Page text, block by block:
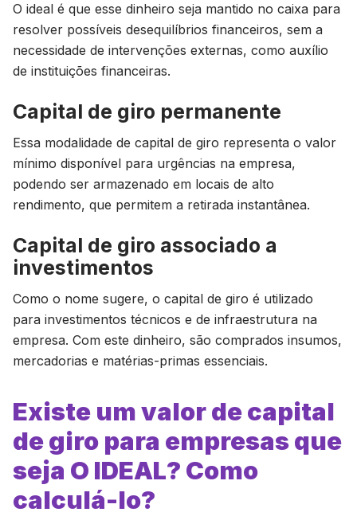
O ideal é que esse dinheiro seja mantido no caixa para
resolver possíveis desequilíbrios financeiros, sem a
necessidade de intervenções externas, como auxílio
de instituições financeiras.
Capital de giro permanente
Essa modalidade de capital de giro representa o valor
mínimo disponível para urgências na empresa,
podendo ser armazenado em locais de alto
rendimento, que permitem a retirada instantânea.
Capital de giro associado a
investimentos
Como o nome sugere, o capital de giro é utilizado
para investimentos técnicos e de infraestrutura na
empresa. Com este dinheiro, são comprados insumos,
mercadorias e matérias-primas essenciais.
Existe um valor de capital
de giro para empresas que
seja O IDEAL? Como
calculá-lo?